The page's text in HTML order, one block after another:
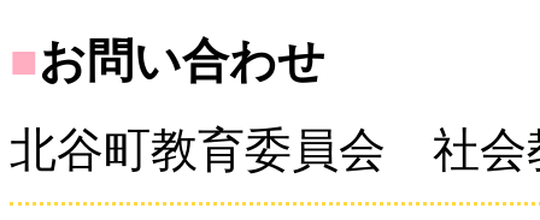
■お問い合わせ
北谷町教育委員会 社会